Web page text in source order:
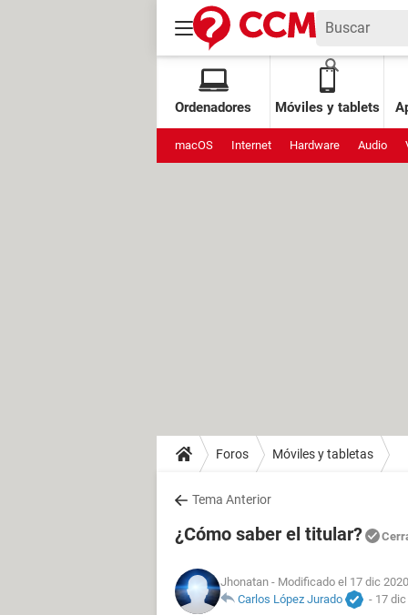
Ordenadores Móviles y tablets
macOS Internet Hardware Audio
Foros Móviles y tabletas
Tema Anterior
¿Cómo saber el titular?
Jhonatan - Modificado el 17 dic
Carlos López Jurado
- 17